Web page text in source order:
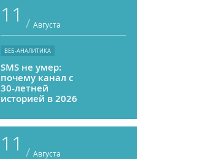
11 / Августа
ВЕБ-АНАЛИТИКА
SMS не умер:
почему канал с
30-летней
историей в 2026
приносить ROMI
выше, чем
мессенджеры
11 / Августа